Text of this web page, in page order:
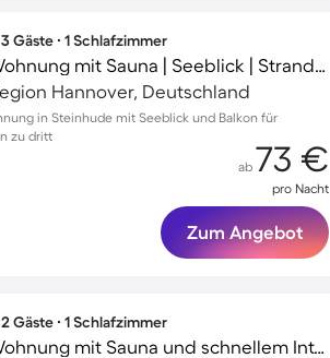
Gäste ∙ 1 Schlafzimmer
Gemütliche Wohnung mit Sauna | Seeblick | Strand in der Nähe
Hannover, Deutschland
in Steinhude mit Seeblick und Balkon für
zu dritt
ab 73 €
pro Nacht
Zum Angebot
Gäste ∙ 1 Schlafzimmer
Gemütliche Wohnung mit Sauna und schnellem Internet | Gartenblick